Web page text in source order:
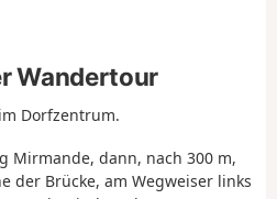
Wandertour
Dorfzentrum.
Mirmande, dann, nach 300 m,
der Brücke, am Wegweiser links